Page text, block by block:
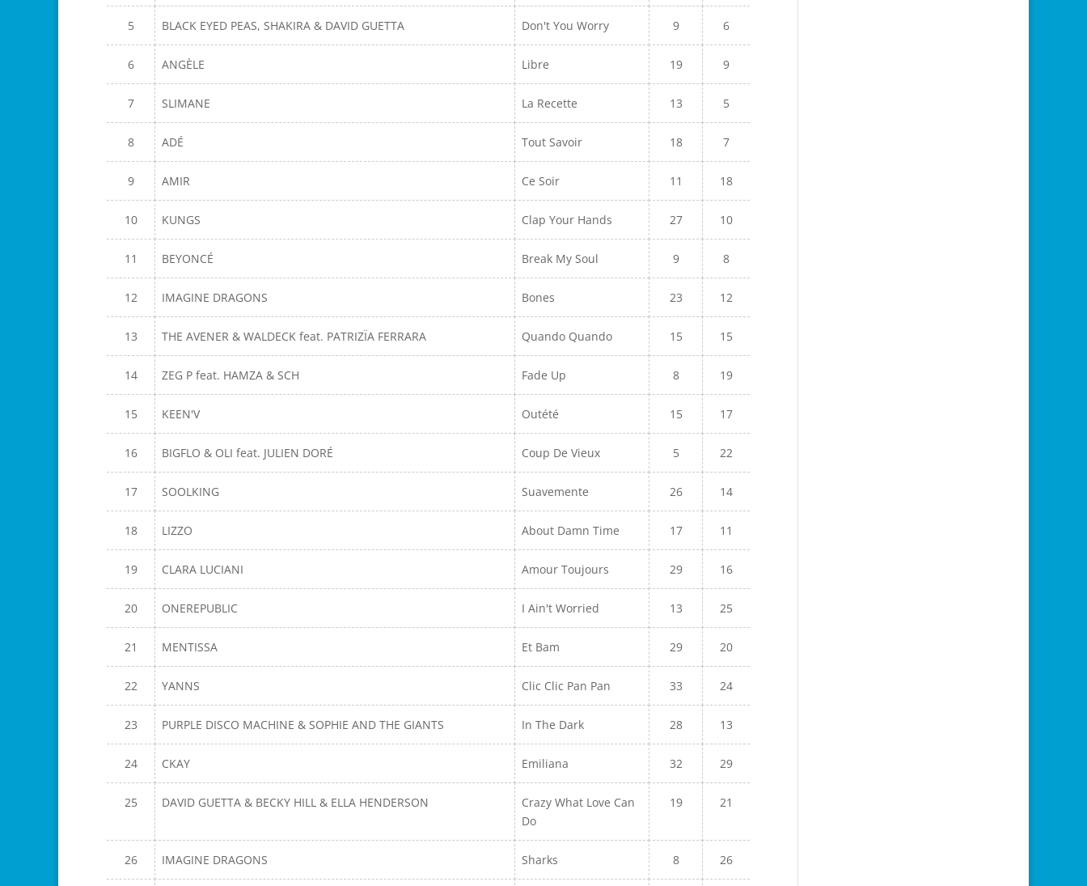
5 BLACK EYED PEAS, SHAKIRA & DAVID GUETTA Don't You Worry 9 6
6 ANGÈLE Libre 19 9
7 SLIMANE La Recette 13 5
8 ADÉ Tout Savoir 18 7
9 AMIR Ce Soir 11 18
10 KUNGS Clap Your Hands 27 10
11 BEYONCÉ Break My Soul 9 8
12 IMAGINE DRAGONS Bones 23 12
13 THE AVENER & WALDECK feat. PATRIZÏA FERRARA Quando Quando 15 15
14 ZEG P feat. HAMZA & SCH Fade Up 8 19
15 KEEN'V Outété 15 17
16 BIGFLO & OLI feat. JULIEN DORÉ Coup De Vieux 5 22
17 SOOLKING Suavemente 26 14
18 LIZZO About Damn Time 17 11
19 CLARA LUCIANI Amour Toujours 29 16
20 ONEREPUBLIC I Ain't Worried 13 25
21 MENTISSA Et Bam 29 20
22 YANNS Clic Clic Pan Pan 33 24
23 PURPLE DISCO MACHINE & SOPHIE AND THE GIANTS In The Dark 28 13
24 CKAY Emiliana 32 29
25 DAVID GUETTA & BECKY HILL & ELLA HENDERSON
Crazy What Love Can
Do
19 21
26 IMAGINE DRAGONS Sharks 8 26